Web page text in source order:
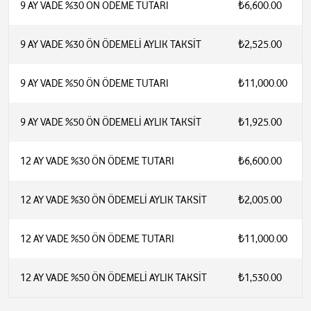
9 AY VADE %30 ÖN ÖDEME TUTARI ₺6,600.00
9 AY VADE %30 ÖN ÖDEMELİ AYLIK TAKSİT ₺2,525.00
9 AY VADE %50 ÖN ÖDEME TUTARI ₺11,000.00
9 AY VADE %50 ÖN ÖDEMELİ AYLIK TAKSİT ₺1,925.00
12 AY VADE %30 ÖN ÖDEME TUTARI ₺6,600.00
12 AY VADE %30 ÖN ÖDEMELİ AYLIK TAKSİT ₺2,005.00
12 AY VADE %50 ÖN ÖDEME TUTARI ₺11,000.00
12 AY VADE %50 ÖN ÖDEMELİ AYLIK TAKSİT ₺1,530.00